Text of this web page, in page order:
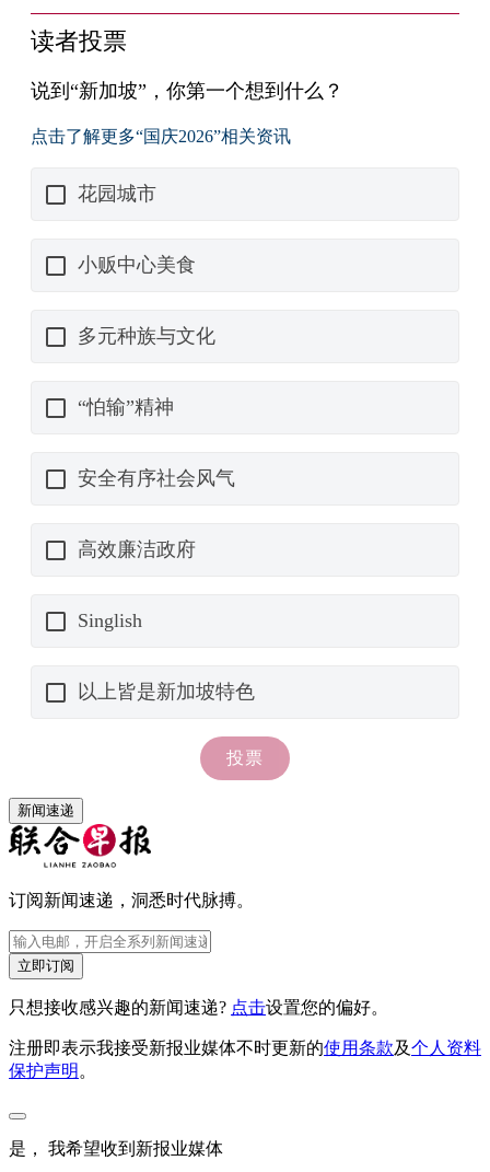
新闻速递
订阅新闻速递，洞悉时代脉搏。
立即订阅
只想接收感兴趣的新闻速递? 点击设置您的偏好。
注册即表示我接受新报业媒体不时更新的使用条款及个人资料
保护声明 。
是， 我希望收到新报业媒体